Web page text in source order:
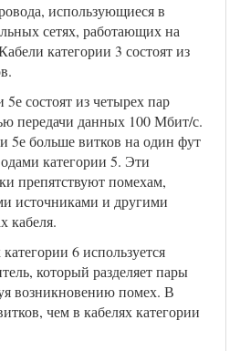
использующиеся в
сетях, работающих на
категории 3 состоят из
состоят из четырех пар
передачи данных 100 Мбит/с.
5е больше витков на один фут
категории 5. Эти
препятствуют помехам,
источниками и другими
кабеля.
6 используется
который разделяет пары
возникновению помех. В
чем в кабелях категории